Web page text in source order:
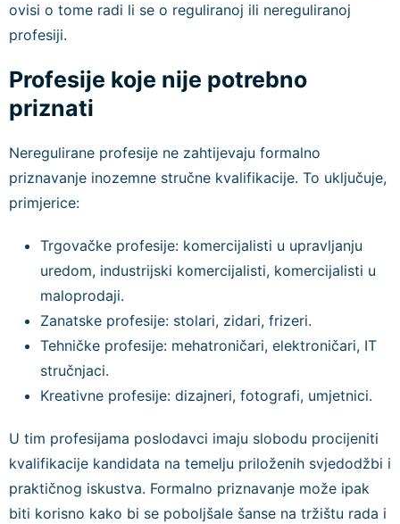
ovisi o tome radi li se o reguliranoj ili nereguliranoj
profesiji.
Profesije koje nije potrebno
priznati
Neregulirane profesije ne zahtijevaju formalno
priznavanje inozemne stručne kvalifikacije. To uključuje,
primjerice:
Trgovačke profesije: komercijalisti u upravljanju
uredom, industrijski komercijalisti, komercijalisti u
maloprodaji.
Zanatske profesije: stolari, zidari, frizeri.
Tehničke profesije: mehatroničari, elektroničari, IT
stručnjaci.
Kreativne profesije: dizajneri, fotografi, umjetnici.
U tim profesijama poslodavci imaju slobodu procijeniti
kvalifikacije kandidata na temelju priloženih svjedodžbi i
praktičnog iskustva. Formalno priznavanje može ipak
biti korisno kako bi se poboljšale šanse na tržištu rada i